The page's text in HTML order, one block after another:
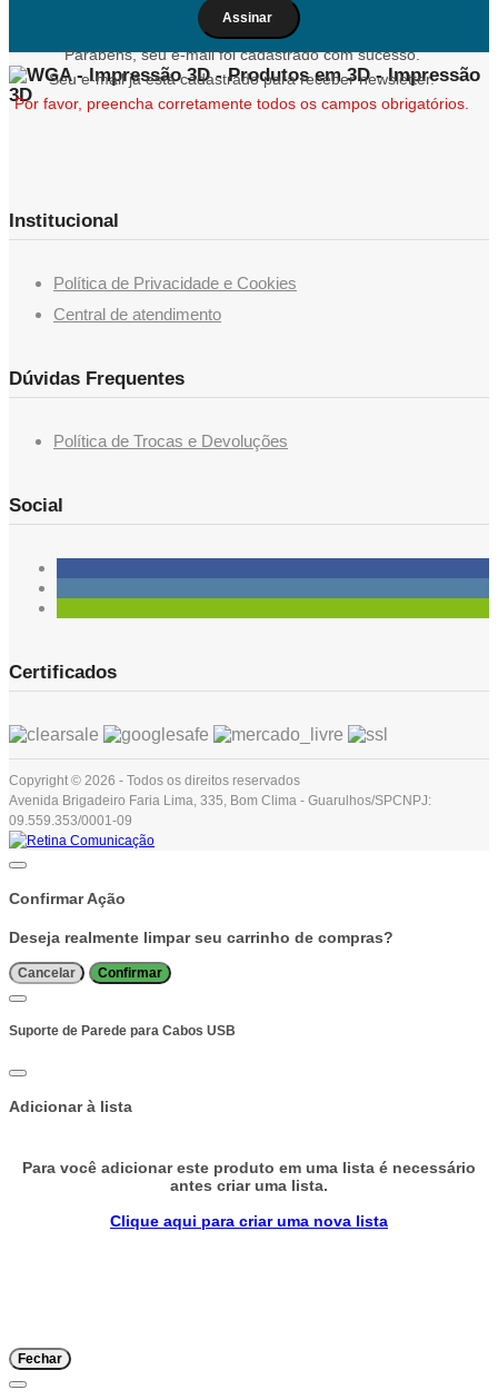
Assinar
Parabéns, seu e-mail foi cadastrado com sucesso.
Seu e-mail já está cadastrado para receber newsletter.
Por favor, preencha corretamente todos os campos obrigatórios.
Institucional
Política de Privacidade e Cookies
Central de atendimento
Dúvidas Frequentes
Política de Trocas e Devoluções
Social
Certificados
Copyright © 2026 - Todos os direitos reservados
Avenida Brigadeiro Faria Lima, 335, Bom Clima - Guarulhos/SPCNPJ:
09.559.353/0001-09
Confirmar Ação
Deseja realmente limpar seu carrinho de compras?
Cancelar Confirmar
Suporte de Parede para Cabos USB
Adicionar à lista
Para você adicionar este produto em uma lista é necessário
antes criar uma lista.
Clique aqui para criar uma nova lista
Fechar